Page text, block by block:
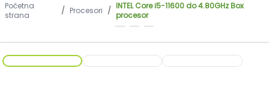
Početna
strana
/ Procesori / INTEL Core i5-11600 do 4.80GHz Box
procesor